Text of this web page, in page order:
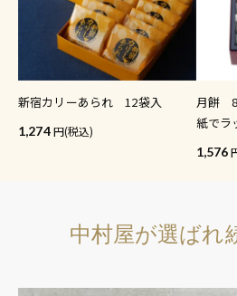
新宿カリーあられ 12袋入
1,274 (税込)
月餅 8
紙でラ
1,576
中村屋が選ばれ